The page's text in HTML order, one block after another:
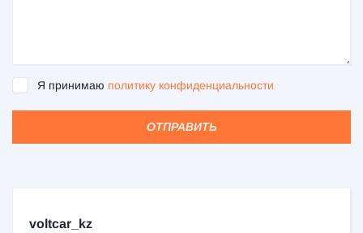
Я принимаю политику конфиденциальности
ОТПРАВИТЬ
voltcar_kz